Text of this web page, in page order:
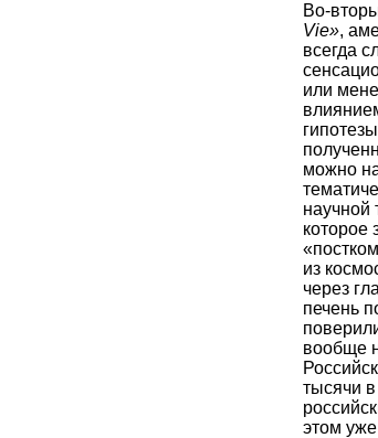
Во-
Vie»,
всегда
или
можно
научной
которое
из
через
печень
вообще
тысячи
этом